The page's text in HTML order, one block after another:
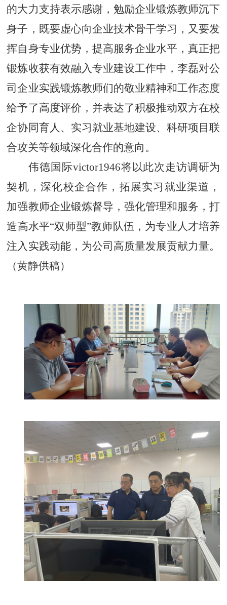
的大力支持表示感谢，勉励企业锻炼教师沉下
身子，既要虚心向企业技术骨干学习，又要发
挥自身专业优势，提高服务企业水平，真正把
锻炼收获有效融入专业建设工作中，李磊对公
司企业实践锻炼教师们的敬业精神和工作态度
给予了高度评价，并表达了积极推动双方在校
企协同育人、实习就业基地建设、科研项目联
合攻关等领域深化合作的意向。
伟德国际victor1946将以此次走访调研为
契机，深化校企合作，拓展实习就业渠道，
加强教师企业锻炼督导，强化管理和服务，打
造高水平“双师型”教师队伍，为专业人才培养
注入实践动能，为公司高质量发展贡献力量。
（黄静供稿）